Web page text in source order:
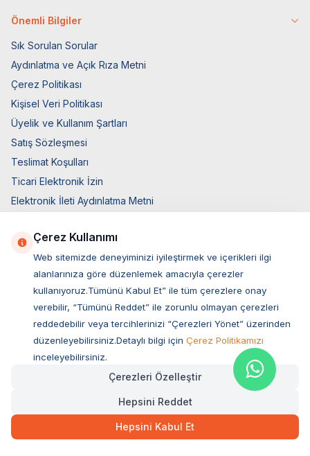
Önemli Bilgiler
Sık Sorulan Sorular
Aydınlatma ve Açık Rıza Metni
Çerez Politikası
Kişisel Veri Politikası
Üyelik ve Kullanım Şartları
Satış Sözleşmesi
Teslimat Koşulları
Ticari Elektronik İzin
Elektronik İleti Aydınlatma Metni
Üye Giriş
Yeni Üyelik
Orijinal Ürün Garantisi
Hakkımızda
Özel Sayfalar
Çerez Kullanımı
Web sitemizde deneyiminizi iyileştirmek ve içerikleri ilgi
alanlarınıza göre düzenlemek amacıyla çerezler
kullanıyoruz.Tümünü Kabul Et” ile tüm çerezlere onay
verebilir, “Tümünü Reddet” ile zorunlu olmayan çerezleri
reddedebilir veya tercihlerinizi “Çerezleri Yönet” üzerinden
düzenleyebilirsiniz.Detaylı bilgi için Çerez Politikamızı
inceleyebilirsiniz.
Çerezleri Özelleştir
Hepsini Reddet
Hepsini Kabul Et